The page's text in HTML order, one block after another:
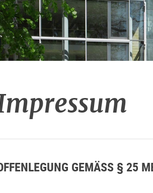
GEMÄSS § 25